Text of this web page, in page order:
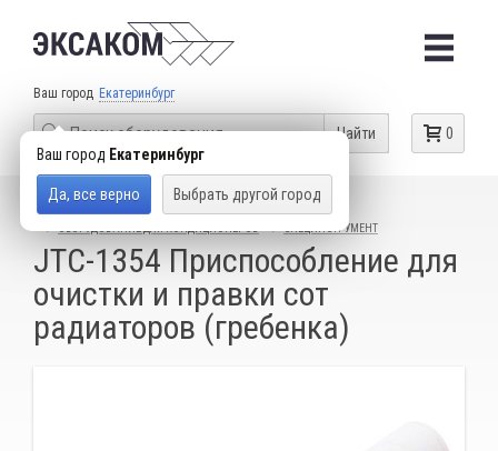
Ваш город Екатеринбург
Ваш город Екатеринбург
Да, все верно Выбрать другой город
0
Найти
КАТАЛОГ ТОВАРОВ
ГАРАЖНОЕ ОБОРУДОВАНИЕ
СПЕЦИНСТРУМЕНТ
JTC-1354 Приспособление для
очистки и правки сот
радиаторов (гребенка)